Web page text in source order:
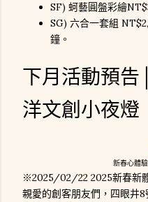
SF) 蚵藝圓盤彩繪
SG) 六合一套組
鐘。
下月活動預
洋文創小夜燈
新春心體
※2025/02/22 2025新春新
親愛的創客朋友們，四眼井